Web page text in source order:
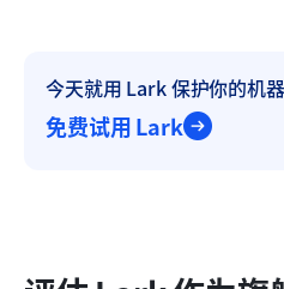
今天就用 Lark 保护你的机
免费试用 Lark